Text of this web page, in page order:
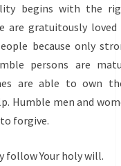
begins with the
are gratuitously loved
because only
persons are
are able to own
Humble men and
forgive.
follow Your holy will.